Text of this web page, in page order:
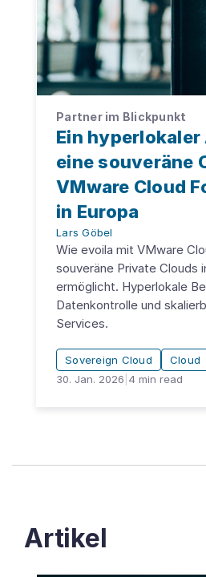
Partner im Blickpunkt
Ein
eine souveräne
VMware Cloud
in Europa
Lars Göbel
Wie evoila mit VMware
souveräne Private Clouds
ermöglicht. Hyperlokale
Datenkontrolle und
Services.
Sovereign Cloud
Cloud
30. Jan. 2026 4 min read
Artikel